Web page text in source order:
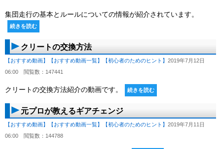
集団走行の基本とルールについての情報が紹介されています。
続きを読む
クリートの交換方法
【おすすめ動画】 【おすすめ動画一覧】 【初心者のためのヒント】 2019年7月12日
06:00 閲覧数：147441
クリートの交換方法紹介の動画です。 続きを読む
元プロが教えるギアチェンジ
【おすすめ動画】 【おすすめ動画一覧】 【初心者のためのヒント】 2019年7月11日
06:00 閲覧数：144788